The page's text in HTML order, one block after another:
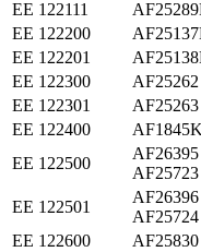
ЕЕ 122111
ЕЕ 122200
ЕЕ 122201
ЕЕ 122300
AF25262
ЕЕ 122301
AF25263
ЕЕ 122400
AF1845K
ЕЕ 122500
AF26395
AF25723
ЕЕ 122501
AF26396
AF25724
ЕЕ 122600
AF25830